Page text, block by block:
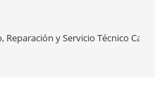
Reparación y Servicio Técnico